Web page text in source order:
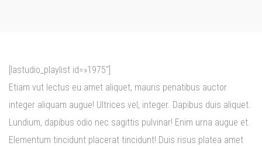
[lastudio_playlist id=»1975″]
Etiam vut lectus eu amet aliquet, mauris penatibus auctor
integer aliquam augue! Ultrices vel, integer. Dapibus duis aliquet.
Lundium, dapibus odio nec sagittis pulvinar! Enim urna augue et.
Elementum tincidunt placerat tincidunt! Duis risus platea amet